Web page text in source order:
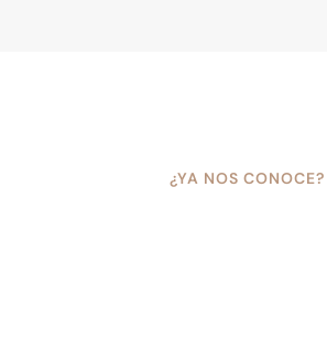
¿YA NOS CONOCE?